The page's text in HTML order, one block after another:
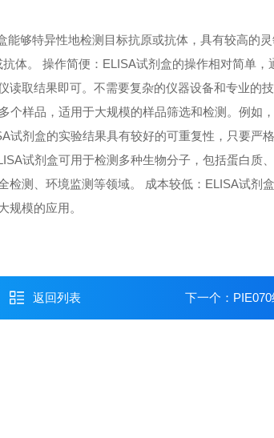
够特异性地检测目标抗原或抗体，具有较高的
体。 操作简便：ELISA试剂盒的操作相对简单，
取结果即可。不需要复杂的仪器设备和专业的
样品，适用于大规模的样品筛选和检测。例如
剂盒的实验结果具有较好的可重复性，只要严
试剂盒可用于检测多种生物分子，包括蛋白质
测、环境监测等领域。 成本较低：ELISA试剂
规模的应用。
返回列表 下一个：